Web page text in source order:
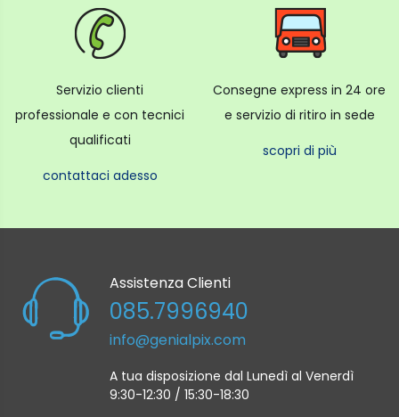
Servizio clienti
professionale e con tecnici
qualificati
contattaci adesso
Consegne express in 24 ore
e servizio di ritiro in sede
scopri di più
Assistenza Clienti
085.7996940
info@genialpix.com
A tua disposizione dal Lunedì al Venerdì
9:30-12:30 / 15:30-18:30